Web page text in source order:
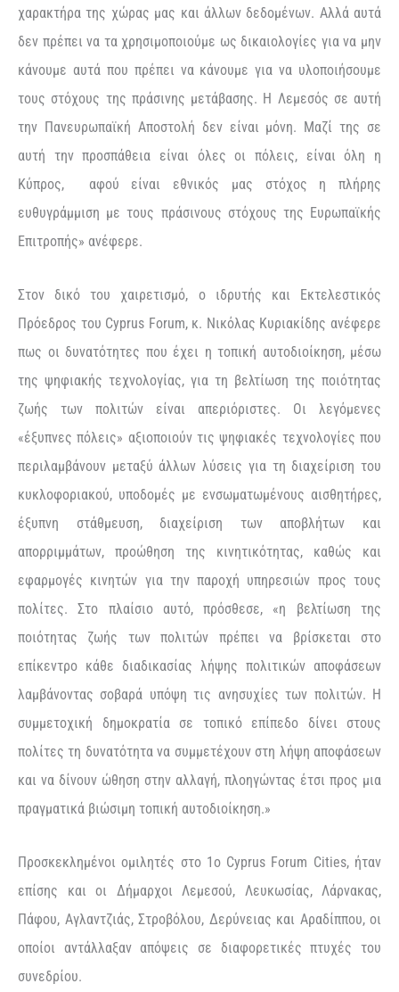
χαρακτήρα της χώρας μας και άλλων δεδομένων. Αλλά αυτά
δεν πρέπει να τα χρησιμοποιούμε ως δικαιολογίες για να μην
κάνουμε αυτά που πρέπει να κάνουμε για να υλοποιήσουμε
τους στόχους της πράσινης μετάβασης. Η Λεμεσός σε αυτή
την Πανευρωπαϊκή Αποστολή δεν είναι μόνη. Μαζί της σε
αυτή την προσπάθεια είναι όλες οι πόλεις, είναι όλη η
Κύπρος, αφού είναι εθνικός μας στόχος η πλήρης
ευθυγράμμιση με τους πράσινους στόχους της Ευρωπαϊκής
Επιτροπής» ανέφερε.
Στον δικό του χαιρετισμό, ο ιδρυτής και Εκτελεστικός
Πρόεδρος του Cyprus Forum, κ. Νικόλας Κυριακίδης ανέφερε
πως οι δυνατότητες που έχει η τοπική αυτοδιοίκηση, μέσω
της ψηφιακής τεχνολογίας, για τη βελτίωση της ποιότητας
ζωής των πολιτών είναι απεριόριστες. Οι λεγόμενες
«έξυπνες πόλεις» αξιοποιούν τις ψηφιακές τεχνολογίες που
περιλαμβάνουν μεταξύ άλλων λύσεις για τη διαχείριση του
κυκλοφοριακού, υποδομές με ενσωματωμένους αισθητήρες,
έξυπνη στάθμευση, διαχείριση των αποβλήτων και
απορριμμάτων, προώθηση της κινητικότητας, καθώς και
εφαρμογές κινητών για την παροχή υπηρεσιών προς τους
πολίτες. Στο πλαίσιο αυτό, πρόσθεσε, «η βελτίωση της
ποιότητας ζωής των πολιτών πρέπει να βρίσκεται στο
επίκεντρο κάθε διαδικασίας λήψης πολιτικών αποφάσεων
λαμβάνοντας σοβαρά υπόψη τις ανησυχίες των πολιτών. Η
συμμετοχική δημοκρατία σε τοπικό επίπεδο δίνει στους
πολίτες τη δυνατότητα να συμμετέχουν στη λήψη αποφάσεων
και να δίνουν ώθηση στην αλλαγή, πλοηγώντας έτσι προς μια
πραγματικά βιώσιμη τοπική αυτοδιοίκηση.»
Προσκεκλημένοι ομιλητές στο 1ο Cyprus Forum Cities, ήταν
επίσης και οι Δήμαρχοι Λεμεσού, Λευκωσίας, Λάρνακας,
Πάφου, Αγλαντζιάς, Στροβόλου, Δερύνειας και Αραδίππου, οι
οποίοι αντάλλαξαν απόψεις σε διαφορετικές πτυχές του
συνεδρίου.